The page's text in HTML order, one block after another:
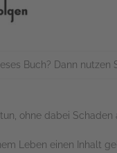
Buch? Dann nutzen
ohne dabei Schaden
Leben einen Inhalt